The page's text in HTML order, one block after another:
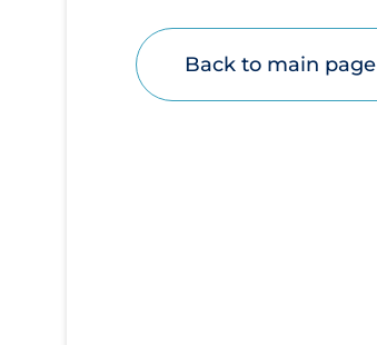
Educational Materials
Epidemiology
Back to main page